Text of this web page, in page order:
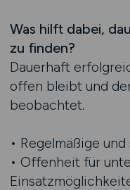
Was hilft dabei,
zu finden?
Dauerhaft
offen bleibt und
beobachtet.
• Regelmäßige
• Offenheit für